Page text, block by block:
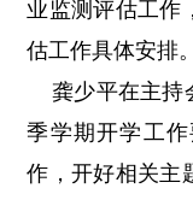
业监测评估工作
估工作具体安排。
龚少平在主持
季学期开学工
作，开好相关主